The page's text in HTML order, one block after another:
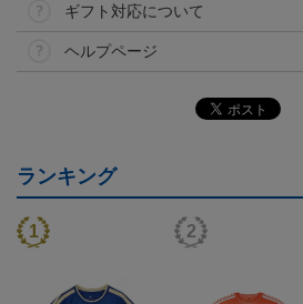
ギフト対応について
ヘルプページ
ランキング